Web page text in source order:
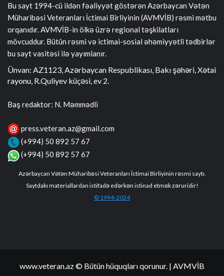
Bu sayt 1994-cü ildən fəaliyyət göstərən Azərbaycan Vətən
Müharibəsi Veteranları İctimai Birliyinin (AVMVİB) rəsmi mətbu
orqanıdır. AVMVİB-in ölkə üzrə regional təşkilatları
mövcuddur. Bütün rəsmi və ictimai-sosial əhəmiyyətli tədbirlər
bu sayt vasitəsi ilə yayımlanır.
Ünvan: AZ1123, Azərbaycan Respublikası, Bakı şəhəri, Xətai
rayonu, R.Quliyev küçəsi, ev 2.
Baş redaktor: N. Məmmədli
press.veteran.az@gmail.com
(+994) 50 892 57 67
(+994) 50 892 57 67
Azərbaycan Vətən Müharibəsi Veteranları İctimai Birliyinin rəsmi saytı.
Saytdakı materiallardan istifadə edərkən istinad etmək zəruridir!
© 1994-2024
www.veteran.az © Bütün hüquqları qorunur. | AVMVİB